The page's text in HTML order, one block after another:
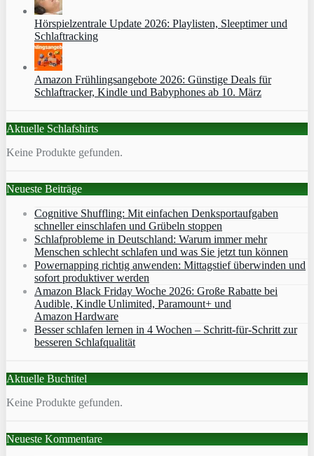
Hörspielzentrale Update 2026: Playlisten, Sleeptimer und
Schlaftracking
Amazon Frühlingsangebote 2026: Günstige Deals für
Schlaftracker, Kindle und Babyphones ab 10. März
Aktuelle Schlafshirts
Keine Produkte gefunden.
Neueste Beiträge
Cognitive Shuffling: Mit einfachen Denksportaufgaben
schneller einschlafen und Grübeln stoppen
Schlafprobleme in Deutschland: Warum immer mehr
Menschen schlecht schlafen und was Sie jetzt tun können
Powernapping richtig anwenden: Mittagstief überwinden und
sofort produktiver werden
Amazon Black Friday Woche 2026: Große Rabatte bei
Audible, Kindle Unlimited, Paramount+ und
Amazon Hardware
Besser schlafen lernen in 4 Wochen – Schritt‑für‑Schritt zur
besseren Schlafqualität
Aktuelle Buchtitel
Keine Produkte gefunden.
Neueste Kommentare